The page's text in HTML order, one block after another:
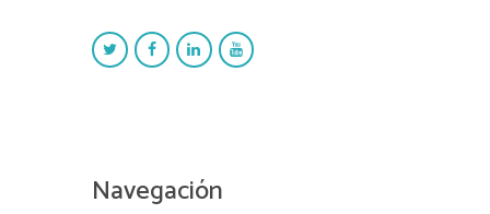
Navegación